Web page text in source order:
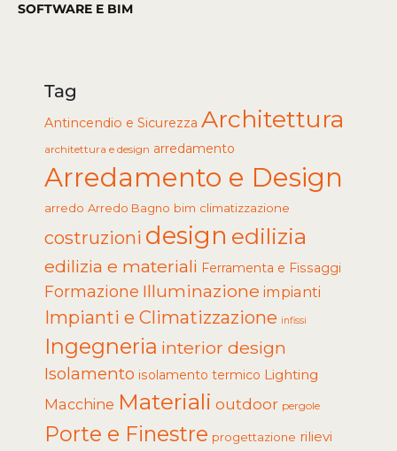
SOFTWARE E BIM
Tag
Antincendio e Sicurezza Architettura
architettura e design arredamento
Arredamento e Design
arredo Arredo Bagno bim climatizzazione
costruzioni design edilizia
edilizia e materiali Ferramenta e Fissaggi
Formazione Illuminazione impianti
Impianti e Climatizzazione infissi
Ingegneria interior design
Isolamento isolamento termico Lighting
Macchine Materiali outdoor pergole
Porte e Finestre progettazione rilievi